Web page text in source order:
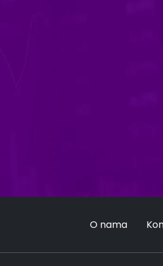
O nama